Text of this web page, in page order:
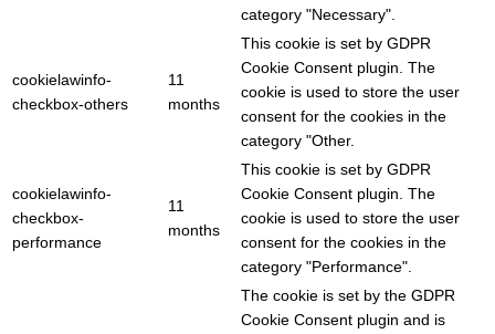
category "Necessary".
cookielawinfo-
checkbox-others
11
months
This cookie is set by GDPR
Cookie Consent plugin. The
cookie is used to store the user
consent for the cookies in the
category "Other.
cookielawinfo-
checkbox-
performance
11
months
This cookie is set by GDPR
Cookie Consent plugin. The
cookie is used to store the user
consent for the cookies in the
category "Performance".
The cookie is set by the GDPR
Cookie Consent plugin and is